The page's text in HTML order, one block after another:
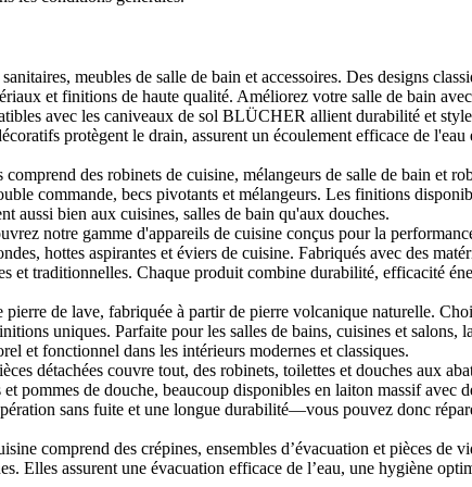
meubles de salle de bain et accessoires. Des designs
et finitions de haute qualité. Améliorez votre salle de bain
avec les caniveaux de sol BLÜCHER allient durabilité et
protègent le drain, assurent un écoulement efficace de
des robinets de cuisine, mélangeurs de salle de bain et
commande, becs pivotants et mélangeurs. Les finitions
aussi bien aux cuisines, salles de bain qu'aux douches.
notre gamme d'appareils de cuisine conçus pour la
hottes aspirantes et éviers de cuisine. Fabriqués avec des
et traditionnelles. Chaque produit combine durabilité, efficacité
de lave, fabriquée à partir de pierre volcanique naturelle.
uniques. Parfaite pour les salles de bains, cuisines et salons,
et fonctionnel dans les intérieurs modernes et classiques.
détachées couvre tout, des robinets, toilettes et douches aux
pommes de douche, beaucoup disponibles en laiton massif avec
sans fuite et une longue durabilité—vous pouvez donc
comprend des crépines, ensembles d’évacuation et pièces de
Elles assurent une évacuation efficace de l’eau, une hygiène